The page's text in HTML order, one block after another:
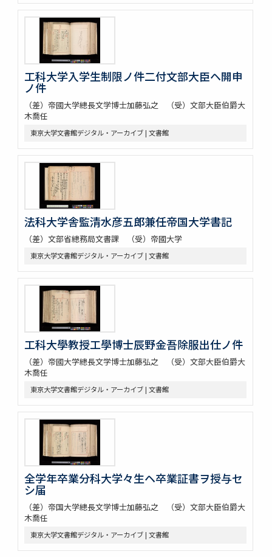
工科大学入学生制限ノ件二付文部大臣ヘ開申
ノ件
（差）帝國大学總長文学博士加藤弘之 （受）文部大臣伯爵大
木喬任
東京大学文書館デジタル・アーカイブ | 文書館
法科大学舎監清水彦五郎兼任帝国大学書記
（差）文部省總務局文書課 （受）帝國大学
東京大学文書館デジタル・アーカイブ | 文書館
工科大學教授工學博士辰野金吾除服出仕ノ件
（差）帝國大学總長文学博士加藤弘之 （受）文部大臣伯爵大
木喬任
東京大学文書館デジタル・アーカイブ | 文書館
全学年卒業分科大学々生ヘ卒業証書ヲ授与セ
シ届
（差）帝国大学總長文学博士加藤弘之 （受）文部大臣伯爵大
木喬任
東京大学文書館デジタル・アーカイブ | 文書館